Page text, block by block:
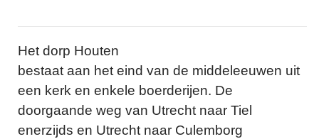
Het dorp Houten
bestaat aan het eind van de middeleeuwen uit
een kerk en enkele boerderijen. De
doorgaande weg van Utrecht naar Tiel
enerzijds en Utrecht naar Culemborg